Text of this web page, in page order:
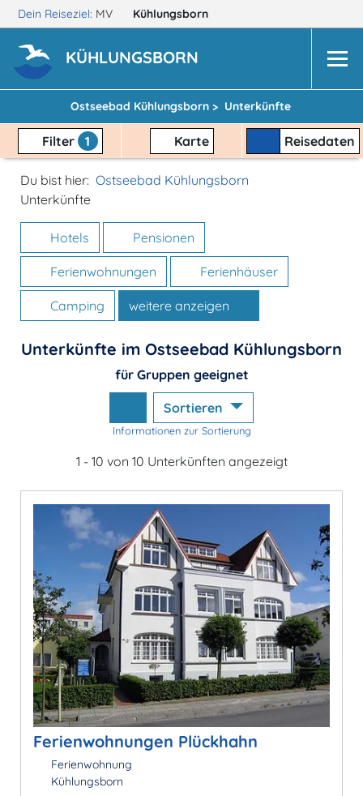
Dein Reiseziel: MV Kühlungsborn
KÜHLUNGSBORN
Ostseebad Kühlungsborn > Unterkünfte
Filter 1 Karte Reisedaten
Du bist hier: Ostseebad Kühlungsborn
Unterkünfte
Hotels Pensionen
Ferienwohnungen Ferienhäuser
Camping weitere anzeigen
Unterkünfte im Ostseebad Kühlungsborn
für Gruppen geeignet
Sortieren
Informationen zur Sortierung
1 - 10 von 10 Unterkünften angezeigt
Ferienwohnungen Plückhahn
Ferienwohnung
Kühlungsborn